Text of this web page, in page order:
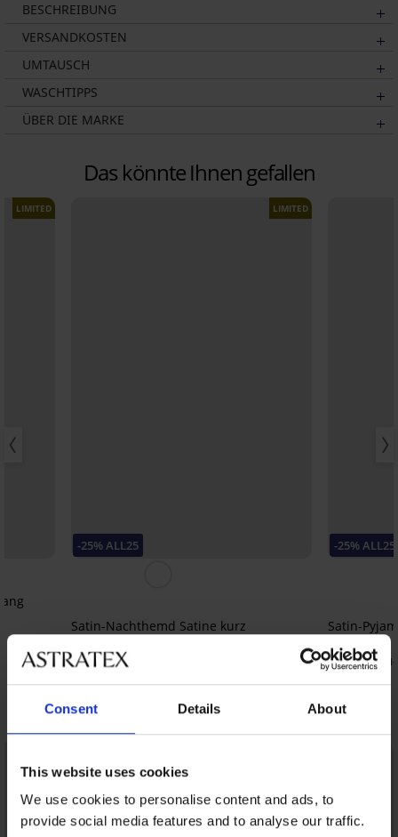
Consent Details About
This website uses cookies
We use cookies to personalise content and ads, to
provide social media features and to analyse our traffic.
BESCHREIBUNG
VERSANDKOSTEN
UMTAUSCH
WASCHTIPPS
ÜBER DIE MARKE
Das könnte Ihnen gefallen
LIMITED
-25% ALL25
LIMITED
Satin-Nachthemd Satine kurz
39,74 € Code:
-25% ALL25
Satin-
39,74 €
Entdecken Sie ähnliche Stücke